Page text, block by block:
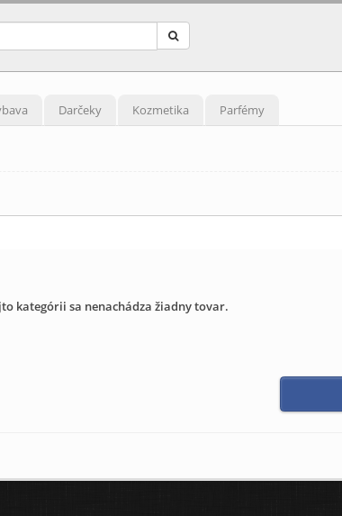
Darčeky Kozmetika Parfémy
kategórii sa nenachádza žiadny tovar.